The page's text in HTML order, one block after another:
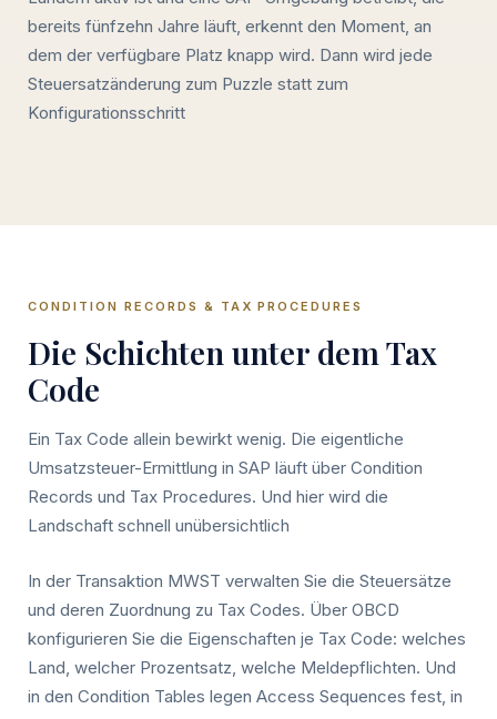
bereits fünfzehn Jahre läuft, erkennt den Moment, an
dem der verfügbare Platz knapp wird. Dann wird jede
Steuersatzänderung zum Puzzle statt zum
Konfigurationsschritt
CONDITION RECORDS & TAX PROCEDURES
Die Schichten unter dem Tax
Code
Ein Tax Code allein bewirkt wenig. Die eigentliche
Umsatzsteuer-Ermittlung in SAP läuft über Condition
Records und Tax Procedures. Und hier wird die
Landschaft schnell unübersichtlich
In der Transaktion MWST verwalten Sie die Steuersätze
und deren Zuordnung zu Tax Codes. Über OBCD
konfigurieren Sie die Eigenschaften je Tax Code: welches
Land, welcher Prozentsatz, welche Meldepflichten. Und
in den Condition Tables legen Access Sequences fest, in